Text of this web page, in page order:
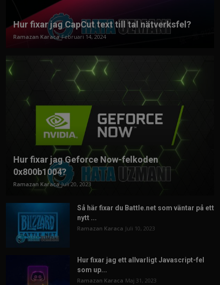
Hur fixar jag CapCut text till tal nätverksfel?
Ramazan Karaca Februari 14, 2024
Hur fixar jag Geforce Now-felkoden
0x800b1004?
Ramazan Karaca Juli 20, 2023
Så här fixar du Battle.net som väntar på ett
nytt ...
Ramazan Karaca Juli 10, 2023
Hur fixar jag ett allvarligt Javascript-fel
som up...
Ramazan Karaca Maj 31, 2023